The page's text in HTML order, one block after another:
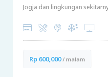
Jogja dan lingkungan
Rp 600,000/ malam